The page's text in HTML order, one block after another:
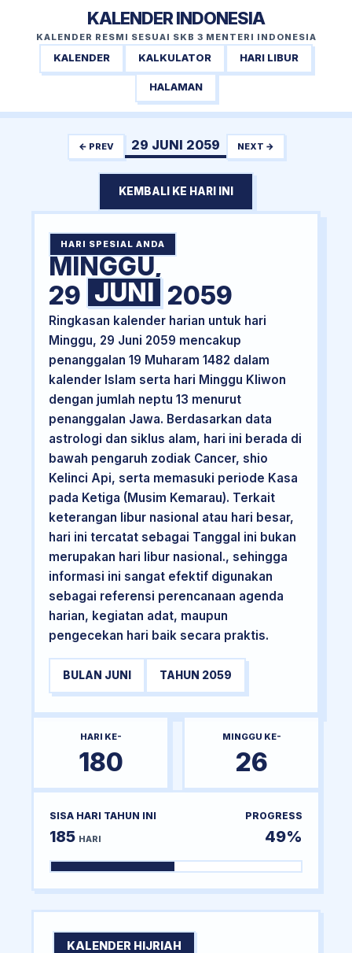
KALENDER INDONESIA
KALENDER RESMI SESUAI SKB 3 MENTERI INDONESIA
KALENDER KALKULATOR HARI LIBUR
HALAMAN
← PREV 29 JUNI 2059 NEXT →
KEMBALI KE HARI INI
HARI SPESIAL ANDA
MINGGU,
29 JUNI 2059
Ringkasan kalender harian untuk hari
Minggu, 29 Juni 2059 mencakup
penanggalan 19 Muharam 1482 dalam
kalender Islam serta hari Minggu Kliwon
dengan jumlah neptu 13 menurut
penanggalan Jawa. Berdasarkan data
astrologi dan siklus alam, hari ini berada di
bawah pengaruh zodiak Cancer, shio
Kelinci Api, serta memasuki periode Kasa
pada Ketiga (Musim Kemarau). Terkait
keterangan libur nasional atau hari besar,
hari ini tercatat sebagai Tanggal ini bukan
merupakan hari libur nasional., sehingga
informasi ini sangat efektif digunakan
sebagai referensi perencanaan agenda
harian, kegiatan adat, maupun
pengecekan hari baik secara praktis.
BULAN JUNI TAHUN 2059
HARI KE-
180
MINGGU KE-
26
SISA HARI TAHUN INI
185 HARI
PROGRESS
49%
KALENDER HIJRIAH